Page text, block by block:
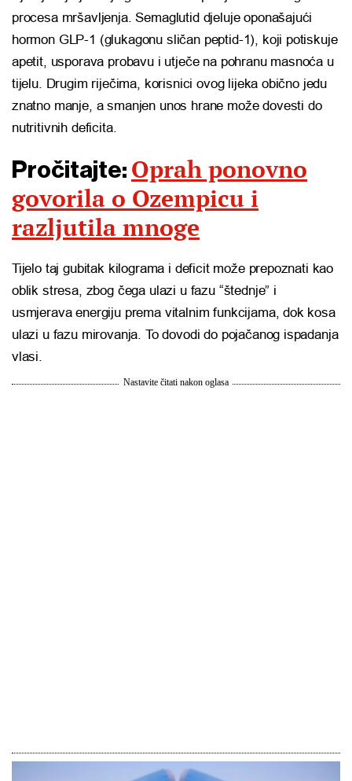
procesa mršavljenja. Semaglutid djeluje oponašajući
hormon GLP-1 (glukagonu sličan peptid-1), koji potiskuje
apetit, usporava probavu i utječe na pohranu masnoća u
tijelu. Drugim riječima, korisnici ovog lijeka obično jedu
znatno manje, a smanjen unos hrane može dovesti do
nutritivnih deficita.
Pročitajte: Oprah ponovno
govorila o Ozempicu i
razljutila mnoge
Tijelo taj gubitak kilograma i deficit može prepoznati kao
oblik stresa, zbog čega ulazi u fazu “štednje” i
usmjerava energiju prema vitalnim funkcijama, dok kosa
ulazi u fazu mirovanja. To dovodi do pojačanog ispadanja
vlasi.
Nastavite čitati nakon oglasa